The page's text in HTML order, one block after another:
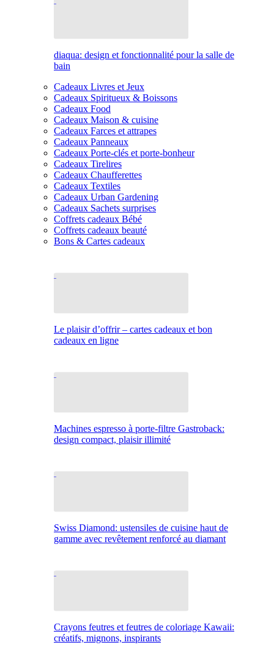
diaqua: design et fonctionnalité pour la salle de
bain
Cadeaux Livres et Jeux
Cadeaux Spiritueux & Boissons
Cadeaux Food
Cadeaux Maison & cuisine
Cadeaux Farces et attrapes
Cadeaux Panneaux
Cadeaux Porte-clés et porte-bonheur
Cadeaux Tirelires
Cadeaux Chaufferettes
Cadeaux Textiles
Cadeaux Urban Gardening
Cadeaux Sachets surprises
Coffrets cadeaux Bébé
Coffrets cadeaux beauté
Bons & Cartes cadeaux
Le plaisir d’offrir – cartes cadeaux et bon
cadeaux en ligne
Machines espresso à porte-filtre Gastroback:
design compact, plaisir illimité
Swiss Diamond: ustensiles de cuisine haut de
gamme avec revêtement renforcé au diamant
Crayons feutres et feutres de coloriage Kawaii:
créatifs, mignons, inspirants